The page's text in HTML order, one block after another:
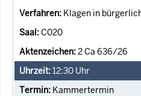
Klagen in
C020
2 Ca 636/26
12:30 Uhr
Kammertermin